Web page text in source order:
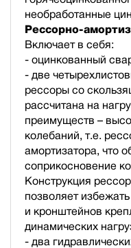
необработанные
Рессорно-
Включает в себя:
- оцинкованный
- две
рессоры со
рассчитана на
преимуществ –
колебаний, т.е.
амортизатора, что
соприкосновение
Конструкция
позволяет
и кронштейнов
динамических
- два